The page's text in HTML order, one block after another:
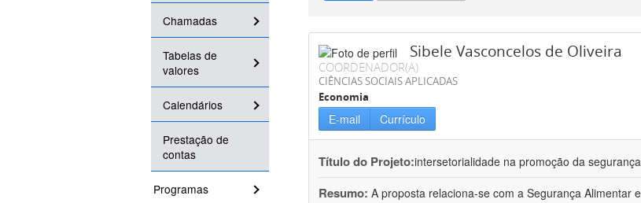
Chamadas
Tabelas de
valores
Calendários
Prestação de
contas
Programas
Sibele Vasconcelos de Oliveira
COORDENADOR(A)
CIÊNCIAS SOCIAIS APLICADAS
Economia
E-mail Currículo
Título do Projeto:intersetorialidade na promoção da
Resumo: A proposta relaciona-se com a Segurança Alimentar